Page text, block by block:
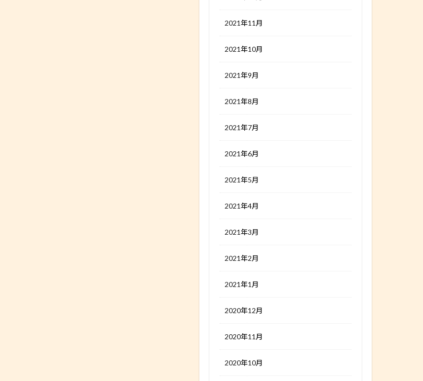
2021年11月
2021年10月
2021年9月
2021年8月
2021年7月
2021年6月
2021年5月
2021年4月
2021年3月
2021年2月
2021年1月
2020年12月
2020年11月
2020年10月